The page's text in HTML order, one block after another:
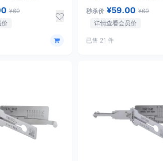
¥69
秒杀价 ¥59.00 ¥69
详情查看会员价
已售 21 件